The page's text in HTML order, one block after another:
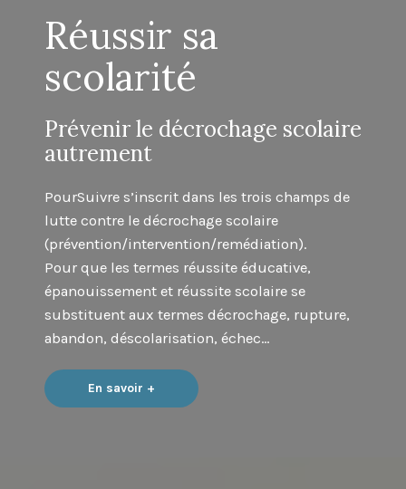
Réussir sa
scolarité
Prévenir le décrochage scolaire
autrement
PourSuivre s’inscrit dans les trois champs de
lutte contre le décrochage scolaire
(prévention/intervention/remédiation).
Pour que les termes réussite éducative,
épanouissement et réussite scolaire se
substituent aux termes décrochage, rupture,
abandon, déscolarisation, échec…
En savoir +